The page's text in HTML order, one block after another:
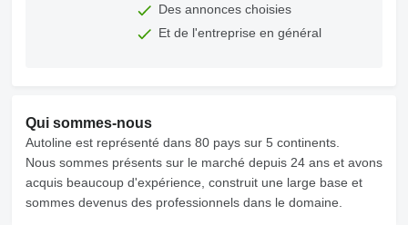
Des annonces choisies
Et de l'entreprise en général
Qui sommes-nous
Autoline est représenté dans 80 pays sur 5 continents.
Nous sommes présents sur le marché depuis 24 ans et avons
acquis beaucoup d'expérience, construit une large base et
sommes devenus des professionnels dans le domaine.